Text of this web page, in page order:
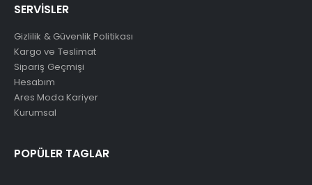
SERVİSLER
Gizlilik & Güvenlik Politikası
Kargo ve Teslimat
Sipariş Geçmişi
Hesabım
Ares Moda Kariyer
Kurumsal
POPÜLER TAGLAR